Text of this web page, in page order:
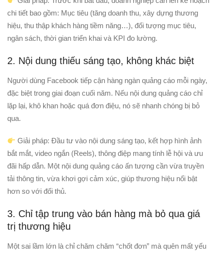
chi tiết bao gồm: Mục tiêu (tăng doanh thu, xây dựng thương
hiệu, thu thập khách hàng tiềm năng…), đối tượng mục tiêu,
ngân sách, thời gian triển khai và KPI đo lường.
2. Nội dung thiếu sáng tạo, không khác biệt
Người dùng Facebook tiếp cận hàng ngàn quảng cáo mỗi ngày,
đặc biệt trong giai đoạn cuối năm. Nếu nội dung quảng cáo chỉ
lặp lại, khô khan hoặc quá đơn điệu, nó sẽ nhanh chóng bị bỏ
qua.
Giải pháp: Đầu tư vào nội dung sáng tạo, kết hợp hình ảnh
bắt mắt, video ngắn (Reels), thông điệp mang tính lễ hội và ưu
đãi hấp dẫn. Một nội dung quảng cáo ấn tượng cần vừa truyền
tải thông tin, vừa khơi gợi cảm xúc, giúp thương hiệu nổi bật
hơn so với đối thủ.
3. Chỉ tập trung vào bán hàng mà bỏ qua giá
trị thương hiệu
Một sai lầm lớn là chỉ chăm chăm “chốt đơn” mà quên mất yếu